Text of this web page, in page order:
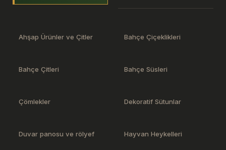
Ahşap Ürünler ve Çitler Bahçe Çiçeklikleri
Bahçe Çitleri Bahçe Süsleri
Çömlekler Dekoratif Sütunlar
Duvar panosu ve rölyef Hayvan Heykelleri